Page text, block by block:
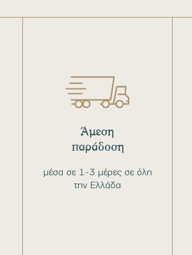
μέσα σε 1-3 μέρες σε όλη
την Ελλάδα
Άμεση
παράδοση